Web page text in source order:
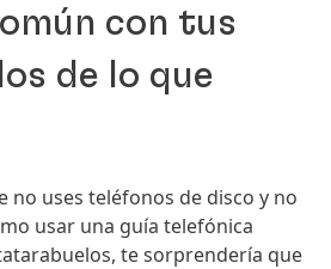
con tus
de lo que
no uses teléfonos de disco y no
usar una guía telefónica
te sorprendería que